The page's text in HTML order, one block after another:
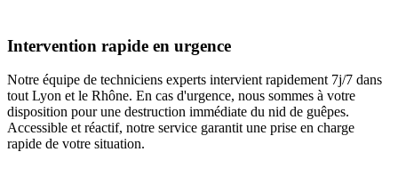
Intervention rapide en urgence
Notre équipe de techniciens experts intervient rapidement 7j/7 dans
tout Lyon et le Rhône. En cas d'urgence, nous sommes à votre
disposition pour une destruction immédiate du nid de guêpes.
Accessible et réactif, notre service garantit une prise en charge
rapide de votre situation.